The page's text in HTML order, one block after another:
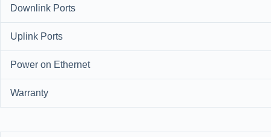
Downlink Ports
Uplink Ports
Power on Ethernet
Warranty